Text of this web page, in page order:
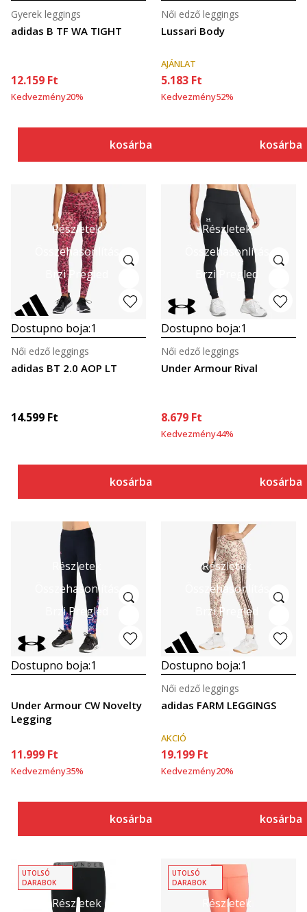
adidas B TF WA TIGHT
Gyerek leggings
12.159 Ft
Kedvezmény20%
kosárba
Lussari Body
Női edző leggings
AJÁNLAT
5.183 Ft
Kedvezmény52%
kosárba
Részletek
Összehasonlítás
Brzi Pregled
Dostupno boja:1
adidas BT 2.0 AOP LT
Női edző leggings
14.599 Ft
kosárba
Részletek
Összehasonlítás
Brzi Pregled
Dostupno boja:1
Under Armour Rival
Női edző leggings
8.679 Ft
Kedvezmény44%
kosárba
Részletek
Összehasonlítás
Brzi Pregled
Dostupno boja:1
Under Armour CW Novelty
Legging
11.999 Ft
Kedvezmény35%
kosárba
Részletek
Összehasonlítás
Brzi Pregled
Dostupno boja:1
adidas FARM LEGGINGS
Női edző leggings
AKCIÓ
19.199 Ft
Kedvezmény20%
kosárba
Részletek
UTOLSÓ
DARABOK
Részletek
UTOLSÓ
DARABOK